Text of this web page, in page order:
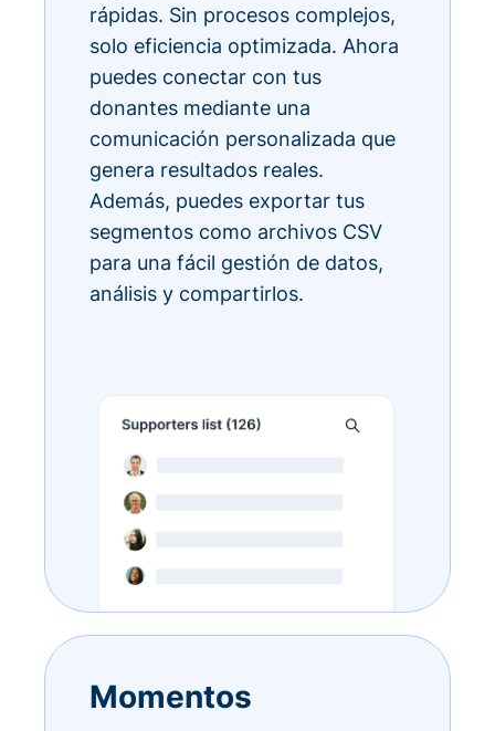
rápidas. Sin procesos complejos,
solo eficiencia optimizada. Ahora
puedes conectar con tus
donantes mediante una
comunicación personalizada que
genera resultados reales.
Además, puedes exportar tus
segmentos como archivos CSV
para una fácil gestión de datos,
análisis y compartirlos.
Momentos